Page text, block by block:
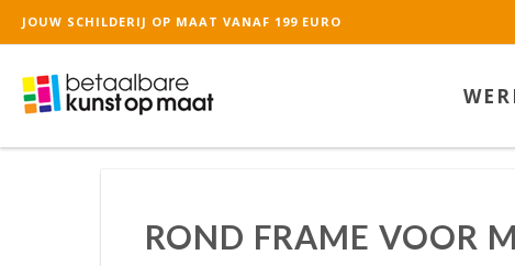
JOUW SCHILDERIJ OP MAAT VANAF 199 EURO
ROND FRAME VOOR
De waardering van